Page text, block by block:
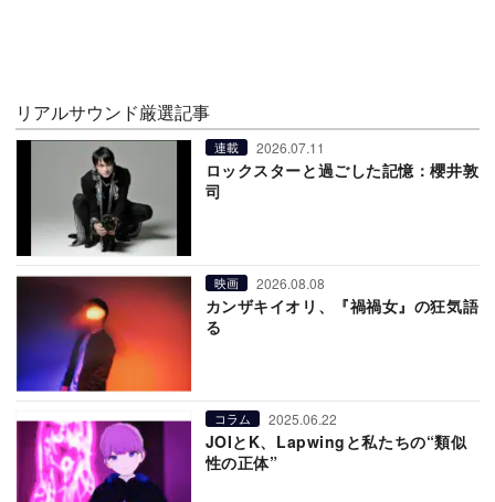
リアルサウンド厳選記事
連載 2026.07.11
ロックスターと過ごした記憶：櫻井敦
司
映画 2026.08.08
カンザキイオリ、『禍禍女』の狂気語
る
コラム 2025.06.22
JOIとK、Lapwingと私たちの“類似
性の正体”